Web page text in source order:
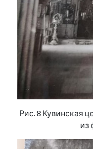
Рис. 8 Кувинская
из